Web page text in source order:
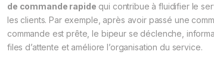
de commande rapide qui contribue à fluidifier le
les clients. Par exemple, après avoir passé une
commande est prête, le bipeur se déclenche,
files d’attente et améliore l’organisation du service.